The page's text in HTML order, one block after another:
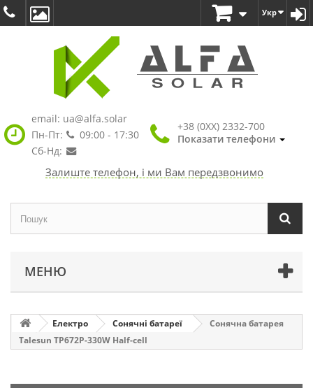
Укр
email: ua@alfa.solar
Пн-Пт:
09:00 - 17:30
Сб-Нд:
+38 (0XX) 2332-700
Показати телефони
Залиште телефон, і ми Вам передзвонимо
МЕНЮ
Електро Сонячні батареї
Сонячна батарея
Talesun TP672P-330W Half-cell